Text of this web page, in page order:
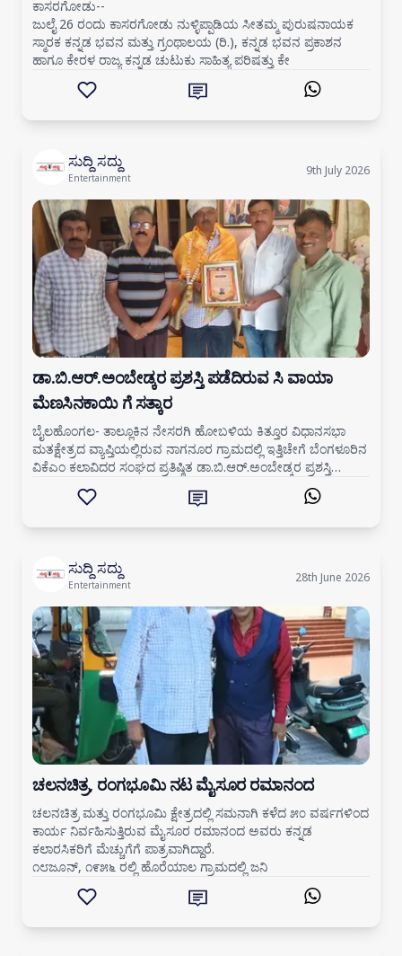
ಕಾಸರಗೋಡು--
ಜುಲೈ 26 ರಂದು ಕಾಸರಗೋಡು ನುಳ್ಳಿಪ್ಪಾಡಿಯ ಸೀತಮ್ಮ ಪುರುಷನಾಯಕ
ಸ್ಮಾರಕ ಕನ್ನಡ ಭವನ ಮತ್ತು ಗ್ರಂಥಾಲಯ (ರಿ.), ಕನ್ನಡ ಭವನ ಪ್ರಕಾಶನ
ಹಾಗೂ ಕೇರಳ ರಾಜ್ಯ ಕನ್ನಡ ಚುಟುಕು ಸಾಹಿತ್ಯ ಪರಿಷತ್ತು ಕೇ
ಸುದ್ದಿ ಸದ್ದು
Entertainment 9th July 2026
ಡಾ.ಬಿ.ಆರ್.ಅಂಬೇಡ್ಕರ ಪ್ರಶಸ್ತಿ ಪಡೆದಿರುವ ಸಿ ವಾಯಾ
ಮೆಣಸಿನಕಾಯಿ ಗೆ ಸತ್ಕಾರ
ಬೈಲಹೊಂಗಲ- ತಾಲ್ಲೂಕಿನ ನೇಸರಗಿ ಹೋಬಳಿಯ ಕಿತ್ತೂರ ವಿಧಾನಸಭಾ
ಮತಕ್ಷೇತ್ರದ ವ್ಯಾಪ್ತಿಯಲ್ಲಿರುವ ನಾಗನೂರ ಗ್ರಾಮದಲ್ಲಿ ಇತ್ತಿಚೇಗೆ ಬೆಂಗಳೂರಿನ
ವಿಕೆಎಂ ಕಲಾವಿದರ ಸಂಘದ ಪ್ರತಿಷ್ಠಿತ ಡಾ.ಬಿ.ಆರ್.ಅಂಬೇಡ್ಕರ ಪ್ರಶಸ್ತಿ
ಪಡೆದಿರುವ ಹಿರಿಯ ಪ
ಸುದ್ದಿ ಸದ್ದು
Entertainment 28th June 2026
ಚಲನಚಿತ್ರ, ರಂಗಭೂಮಿ ನಟ ಮೈಸೂರ ರಮಾನಂದ
ಚಲನಚಿತ್ರ ಮತ್ತು ರಂಗಭೂಮಿ ಕ್ಷೇತ್ರದಲ್ಲಿ ಸಮನಾಗಿ ಕಳೆದ ೫೦ ವರ್ಷಗಳಿಂದ
ಕಾರ್ಯ ನಿರ್ವಹಿಸುತ್ತಿರುವ ಮೈಸೂರ ರಮಾನಂದ ಅವರು ಕನ್ನಡ
ಕಲಾರಸಿಕರಿಗೆ ಮೆಚ್ಚುಗೆಗೆ ಪಾತ್ರವಾಗಿದ್ದಾರೆ.
೧೮ಜೂನ್, ೧೯೫೬ ರಲ್ಲಿ ಹೊರೆಯಾಲ ಗ್ರಾಮದಲ್ಲಿ ಜನಿ